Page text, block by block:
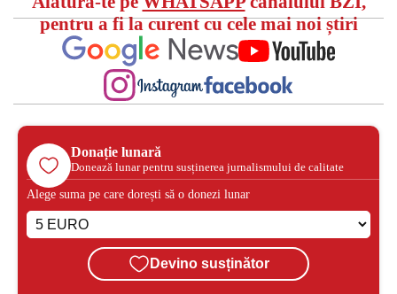
pentru a fi la curent cu cele mai noi știri
Donație lunară
Donează lunar pentru susținerea jurnalismului de calitate
Alege suma pe care dorești să o donezi lunar
Devino susținător